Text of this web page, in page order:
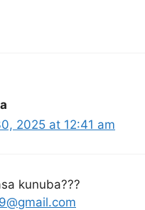
2025 at 12:41 am
kunuba???